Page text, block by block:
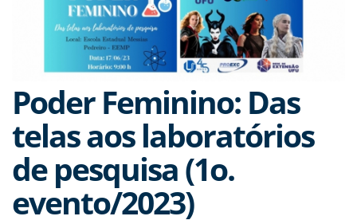
Poder Feminino: Das
telas aos laboratórios
de pesquisa (1o.
evento/2023)